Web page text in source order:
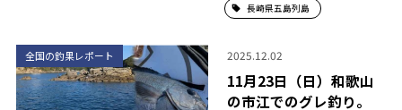
長崎県五島列島
全国の釣果レポート 2025.12.02
11月23日（日）和歌山
の市江でのグレ釣り。